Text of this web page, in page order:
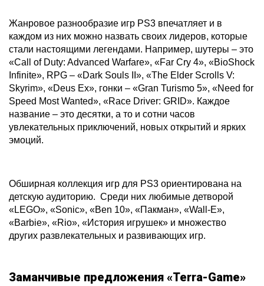
Жанровое разнообразие игр PS3 впечатляет и в
каждом из них можно назвать своих лидеров, которые
стали настоящими легендами. Например, шутеры – это
«Call of Duty: Advanced Warfare», «Far Cry 4», «BioShock
Infinite», RPG – «Dark Souls II», «The Elder Scrolls V:
Skyrim», «Deus Ex», гонки – «Gran Turismo 5», «Need for
Speed Most Wanted», «Race Driver: GRID». Каждое
название – это десятки, а то и сотни часов
увлекательных приключений, новых открытий и ярких
эмоций.
Обширная коллекция игр для PS3 ориентирована на
детскую аудиторию. Среди них любимые детворой
«LEGO», «Sonic», «Ben 10», «Пакман», «Wall-E»,
«Barbie», «Rio», «История игрушек» и множество
других развлекательных и развивающих игр.
Заманчивые предложения «Terra-Game»